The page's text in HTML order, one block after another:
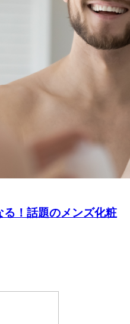
！話題のメンズ化粧